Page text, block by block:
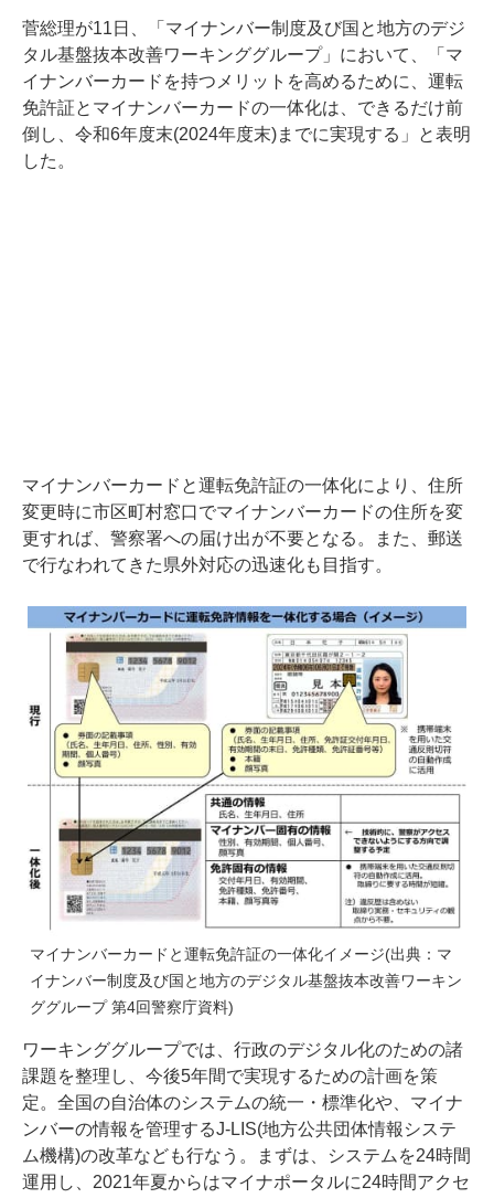
菅総理が11日、「マイナンバー制度及び国と地方のデジ
タル基盤抜本改善ワーキンググループ」において、「マ
イナンバーカードを持つメリットを高めるために、運転
免許証とマイナンバーカードの一体化は、できるだけ前
倒し、令和6年度末(2024年度末)までに実現する」と表明
した。
マイナンバーカードと運転免許証の一体化により、住所
変更時に市区町村窓口でマイナンバーカードの住所を変
更すれば、警察署への届け出が不要となる。また、郵送
で行なわれてきた県外対応の迅速化も目指す。
マイナンバーカードと運転免許証の一体化イメージ(出典：マ
イナンバー制度及び国と地方のデジタル基盤抜本改善ワーキン
ググループ 第4回警察庁資料)
ワーキンググループでは、行政のデジタル化のための諸
課題を整理し、今後5年間で実現するための計画を策
定。全国の自治体のシステムの統一・標準化や、マイナ
ンバーの情報を管理するJ-LIS(地方公共団体情報システ
ム機構)の改革なども行なう。まずは、システムを24時間
運用し、2021年夏からはマイナポータルに24時間アクセ